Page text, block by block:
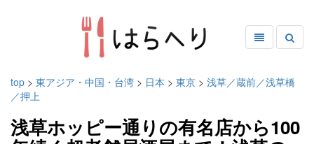
top > 東アジア・中国・台湾 > 日本 > 東京 > 浅草／蔵前／浅草橋
／押上
浅草ホッピー通りの有名店から100